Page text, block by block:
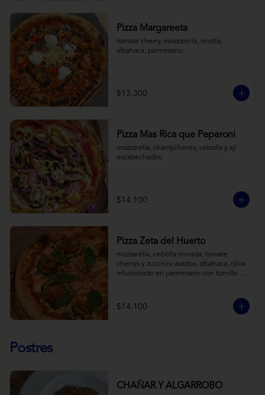
Pizza Margareeta
tomate cherry, mozzarella, ricotta,
albahaca, parmesano.
$13.300
Pizza Mas Rica que Peperoni
mozzarella, champiñones, cebolla y ají
escabechados.
$14.100
Pizza Zeta del Huerto
mozzarella, cebolla morada, tomate
cherrys y zucchini asados, albahaca, oliva
infusionado en parmesano con tomillo y
$14.100
Postres
CHAÑAR Y ALGARROBO